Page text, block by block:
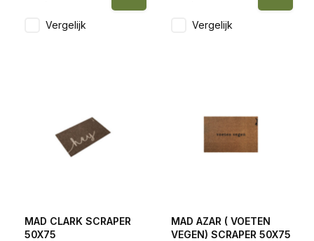
Vergelijk Vergelijk
MAD CLARK SCRAPER
50X75
MAD AZAR ( VOETEN
VEGEN) SCRAPER 50X75